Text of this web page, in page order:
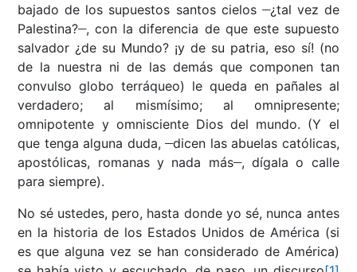
bajado de los supuestos santos cielos
¿tal vez de
Palestina? , con la diferencia de que este supuesto
salvador ¿de su Mundo? ¡y de su patria, eso sí! (no
de la nuestra ni de las demás que componen tan
convulso globo terráqueo) le queda en pañales al
verdadero; al mismísimo; al omnipresente;
omnipotente y omnisciente Dios del mundo. (Y el
que tenga alguna duda, dicen las abuelas católicas,
apostólicas, romanas y nada más , dígala o calle
para siempre).
No sé ustedes, pero, hasta donde yo sé, nunca antes
en la historia de los Estados Unidos de América (si
es que alguna vez se han considerado de América)